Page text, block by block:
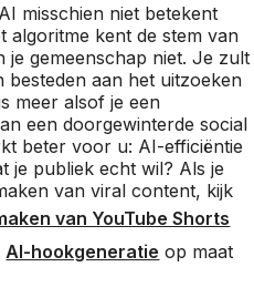
misschien niet betekent
algoritme kent de stem van
je gemeenschap niet. Je zult
besteden aan het uitzoeken
meer alsof je een
een doorgewinterde social
beter voor u: AI-efficiëntie
je publiek echt wil? Als je
van viral content, kijk
van YouTube Shorts
AI-hookgeneratie op maat